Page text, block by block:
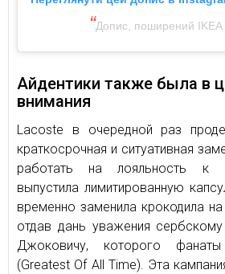
Допис, поширений IKEA
Айдентики также была в
внимания
Lacoste в очередной раз
краткосрочная и ситуативная
работать на лояльность к
выпустила лимитированную
временно заменила крокодила на
отдав дань уважения сербскому
Джоковичу, которого
(Greatest Of All Time). Эта